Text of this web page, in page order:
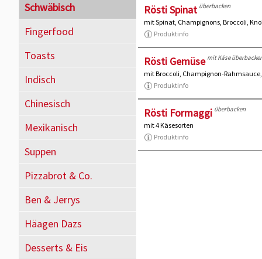
Schwäbisch
Fingerfood
Toasts
Indisch
Chinesisch
Mexikanisch
Suppen
Pizzabrot & Co.
Ben & Jerrys
Häagen Dazs
Desserts & Eis
Rösti Spinat überbacken
mit Spinat, Champignons, Broccoli,
Produktinfo
Rösti Gemüse mit Käse
mit Broccoli, Champignon-
Produktinfo
Rösti Formaggi überbacken
mit 4 Käsesorten
Produktinfo